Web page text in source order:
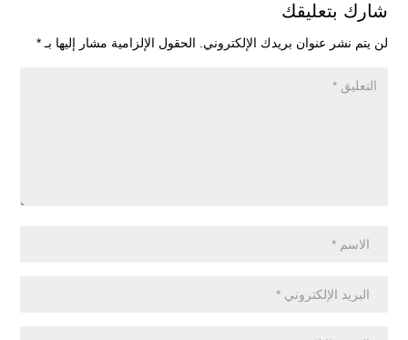
شارك بتعليقك
لن يتم نشر عنوان بريدك الإلكتروني. الحقول الإلزامية مشار إليها بـ *